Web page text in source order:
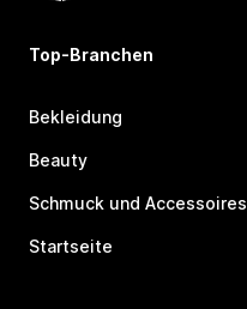
Top-Branchen
Bekleidung
Beauty
Schmuck und Accessoires
Startseite